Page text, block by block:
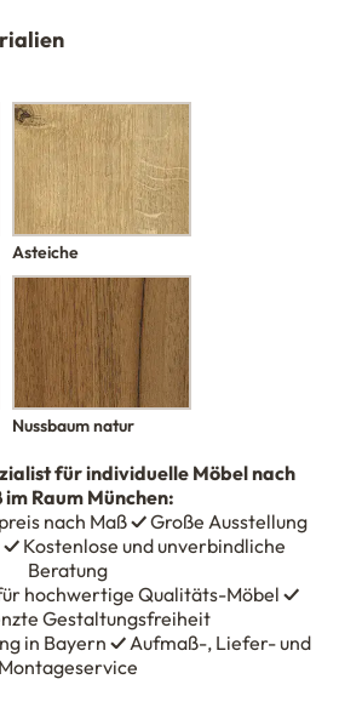
Asteiche
Nussbaum natur
für individuelle Möbel nach
im Raum München:
nach Maß✓Große Ausstellung
✓ Kostenlose und unverbindliche
Beratung
hochwertige Qualitäts-Möbel ✓
Gestaltungsfreiheit
in Bayern✓Aufmaß-, Liefer- und
Montageservice